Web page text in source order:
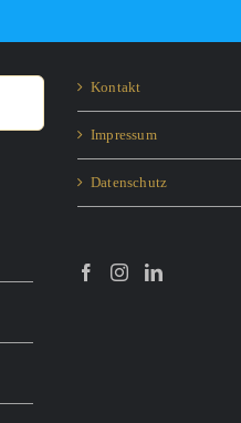
Kontakt
Impressum
Datenschutz